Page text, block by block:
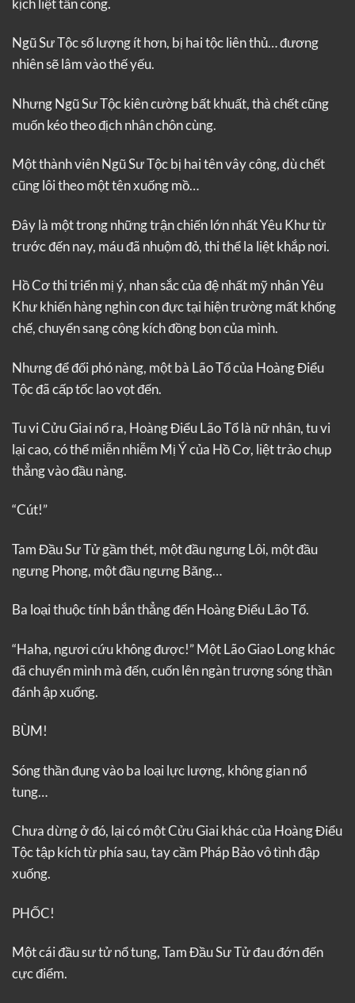
kịch liệt tấn công.
Ngũ Sư Tộc số lượng ít hơn, bị hai tộc liên thủ… đương
nhiên sẽ lâm vào thế yếu.
Nhưng Ngũ Sư Tộc kiên cường bất khuất, thà chết cũng
muốn kéo theo địch nhân chôn cùng.
Một thành viên Ngũ Sư Tộc bị hai tên vây công, dù chết
cũng lôi theo một tên xuống mồ…
Đây là một trong những trận chiến lớn nhất Yêu Khư từ
trước đến nay, máu đã nhuộm đỏ, thi thể la liệt khắp nơi.
Hồ Cơ thi triển mị ý, nhan sắc của đệ nhất mỹ nhân Yêu
Khư khiến hàng nghìn con đực tại hiện trường mất khống
chế, chuyển sang công kích đồng bọn của mình.
Nhưng để đối phó nàng, một bà Lão Tổ của Hoàng Điểu
Tộc đã cấp tốc lao vọt đến.
Tu vi Cửu Giai nổ ra, Hoàng Điểu Lão Tổ là nữ nhân, tu vi
lại cao, có thể miễn nhiễm Mị Ý của Hồ Cơ, liệt trảo chụp
thẳng vào đầu nàng.
“Cút!”
Tam Đầu Sư Tử gầm thét, một đầu ngưng Lôi, một đầu
ngưng Phong, một đầu ngưng Băng…
Ba loại thuộc tính bắn thẳng đến Hoàng Điểu Lão Tổ.
“Haha, ngươi cứu không được!” Một Lão Giao Long khác
đã chuyển mình mà đến, cuốn lên ngàn trượng sóng thần
đánh ập xuống.
BÙM!
Sóng thần đụng vào ba loại lực lượng, không gian nổ
tung…
Chưa dừng ở đó, lại có một Cửu Giai khác của Hoàng Điểu
Tộc tập kích từ phía sau, tay cầm Pháp Bảo vô tình đập
xuống.
PHỐC!
Một cái đầu sư tử nổ tung, Tam Đầu Sư Tử đau đớn đến
cực điểm.